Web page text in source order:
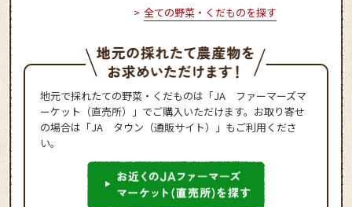
全ての野菜・くだものを探す
地元で採れたての野菜・くだものは「JA ファーマーズマ
ーケット（直売所）」でご購入いただけます。お取り寄せ
の場合は「JA タウン（通販サイト）」もご利用くださ
い。